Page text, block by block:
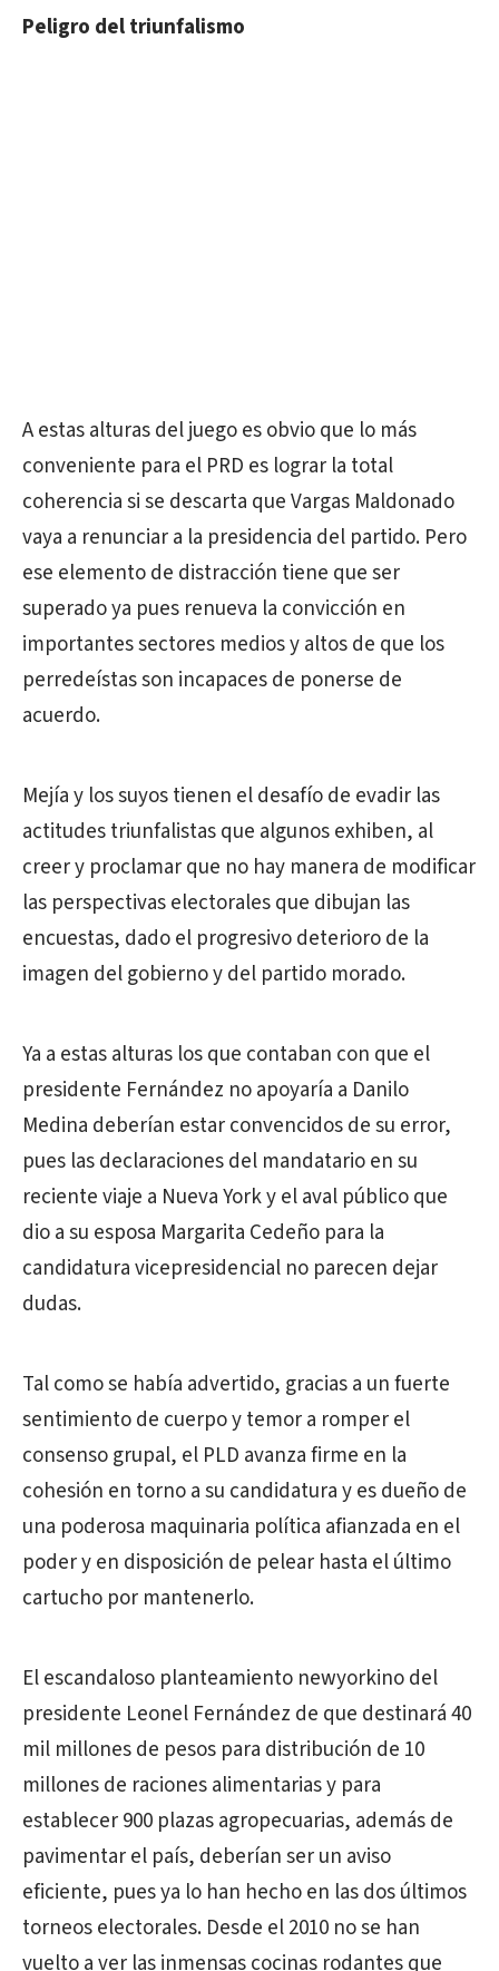
Peligro del triunfalismo
A estas alturas del juego es obvio que lo más
conveniente para el PRD es lograr la total
coherencia si se descarta que Vargas Maldonado
vaya a renunciar a la presidencia del partido. Pero
ese elemento de distracción tiene que ser
superado ya pues renueva la convicción en
importantes sectores medios y altos de que los
perredeístas son incapaces de ponerse de
acuerdo.
Mejía y los suyos tienen el desafío de evadir las
actitudes triunfalistas que algunos exhiben, al
creer y proclamar que no hay manera de modificar
las perspectivas electorales que dibujan las
encuestas, dado el progresivo deterioro de la
imagen del gobierno y del partido morado.
Ya a estas alturas los que contaban con que el
presidente Fernández no apoyaría a Danilo
Medina deberían estar convencidos de su error,
pues las declaraciones del mandatario en su
reciente viaje a Nueva York y el aval público que
dio a su esposa Margarita Cedeño para la
candidatura vicepresidencial no parecen dejar
dudas.
Tal como se había advertido, gracias a un fuerte
sentimiento de cuerpo y temor a romper el
consenso grupal, el PLD avanza firme en la
cohesión en torno a su candidatura y es dueño de
una poderosa maquinaria política afianzada en el
poder y en disposición de pelear hasta el último
cartucho por mantenerlo.
El escandaloso planteamiento newyorkino del
presidente Leonel Fernández de que destinará 40
mil millones de pesos para distribución de 10
millones de raciones alimentarias y para
establecer 900 plazas agropecuarias, además de
pavimentar el país, deberían ser un aviso
eficiente, pues ya lo han hecho en las dos últimos
torneos electorales. Desde el 2010 no se han
vuelto a ver las inmensas cocinas rodantes que